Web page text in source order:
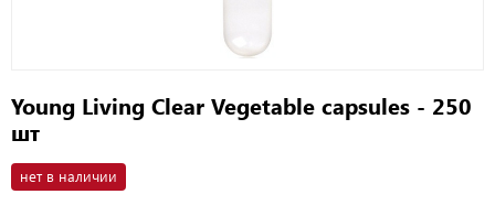
Young Living Clear Vegetable capsules - 250
шт
нет в наличии